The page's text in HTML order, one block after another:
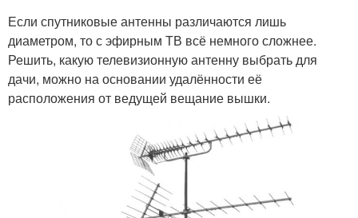
Если спутниковые антенны различаются лишь
диаметром, то с эфирным ТВ всё немного сложнее.
Решить, какую телевизионную антенну выбрать для
дачи, можно на основании удалённости её
расположения от ведущей вещание вышки.